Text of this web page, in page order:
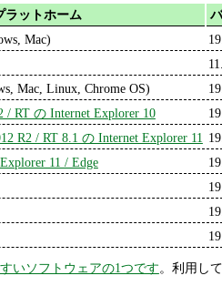
ラットホーム
Mac)
Mac, Linux, Chrome OS)
/ RT の Internet Explorer 10
R2 / RT 8.1 の Internet Explorer 11
11 / Edge
いソフトウェアの1つです。利用し